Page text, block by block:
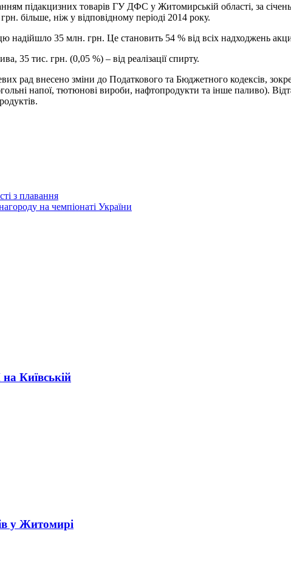
підакцизних товарів ГУ ДФС у Житомирській області, за
більше, ніж у відповідному періоді 2014 року.
надійшло 35 млн. грн. Це становить 54 % від всіх надходжень
35 тис. грн. (0,05 %) – від реалізації спирту.
рад внесено зміни до Податкового та Бюджетного кодексів,
напої, тютюнові вироби, нафтопродукти та інше паливо).
з плавання
на чемпіонаті України
Київській
у Житомирі